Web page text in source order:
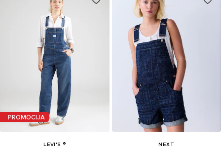
PROMOCIJA
LEVI'S ®
NEXT